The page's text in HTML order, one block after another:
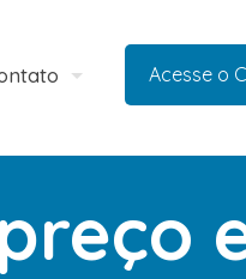
Acesse o